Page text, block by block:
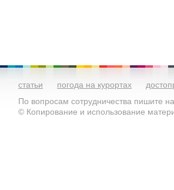
статьи погода на курортах
По вопросам сотрудничества пишите
© Копирование и использование